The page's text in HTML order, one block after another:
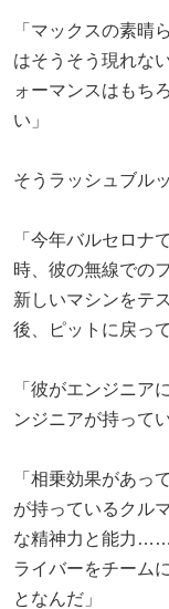
「マックスの素晴
はそうそう現れな
ォーマンスはもち
い」
そうラッシュブル
「今年バルセロナ
時、彼の無線での
新しいマシンをテ
後、ピットに戻っ
「彼がエンジニア
ンジニアが持って
「相乗効果があっ
が持っているクル
な精神力と能力……
ライバーをチーム
となんだ」